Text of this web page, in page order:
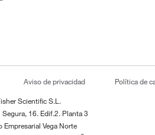
Aviso de privacidad Política de
Scientific S.L.
16. Edif.2. Planta 3
Empresarial Vega Norte